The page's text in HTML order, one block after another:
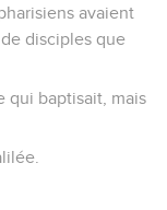
avaient
disciples que
qui baptisait, mais